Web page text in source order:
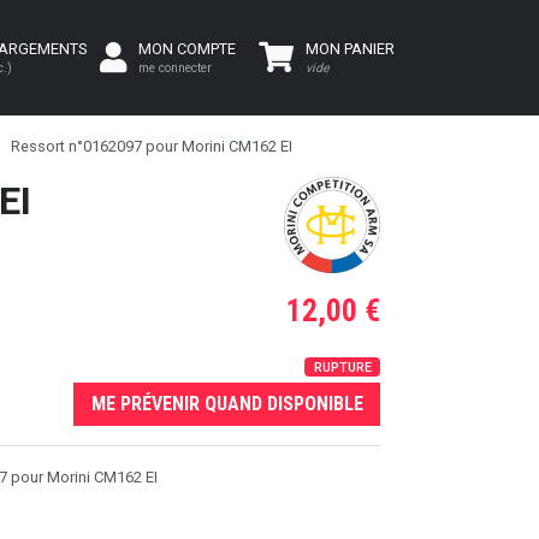
MON COMPTE
me connecter
MON PANIER
vide
Ressort n°0162097 pour Morini CM162 EI
12,00 €
RUPTURE
ME PRÉVENIR QUAND DISPONIBLE
pour Morini CM162 EI